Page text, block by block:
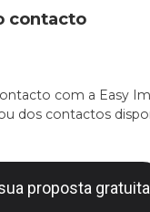
contacto
com a Easy
dos contactos
proposta gratuita